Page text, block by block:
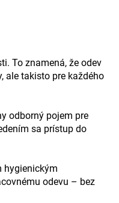
To znamená, že odev
ale takisto pre každého
odborný pojem pre
sa prístup do
hygienickým
odevu – bez